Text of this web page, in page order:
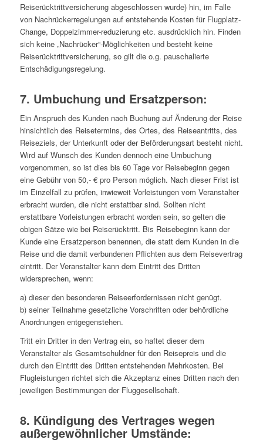
Reiserücktrittversicherung abgeschlossen wurde) hin, im Falle
von Nachrückerregelungen auf entstehende Kosten für Flugplatz-
Change, Doppelzimmer-reduzierung etc. ausdrücklich hin. Finden
sich keine „Nachrücker“-Möglichkeiten und besteht keine
Reiserücktrittversicherung, so gilt die o.g. pauschalierte
Entschädigungsregelung.
7. Umbuchung und Ersatzperson:
Ein Anspruch des Kunden nach Buchung auf Änderung der Reise
hinsichtlich des Reisetermins, des Ortes, des Reiseantritts, des
Reiseziels, der Unterkunft oder der Beförderungsart besteht nicht.
Wird auf Wunsch des Kunden dennoch eine Umbuchung
vorgenommen, so ist dies bis 60 Tage vor Reisebeginn gegen
eine Gebühr von 50,- € pro Person möglich. Nach dieser Frist ist
im Einzelfall zu prüfen, inwieweit Vorleistungen vom Veranstalter
erbracht wurden, die nicht erstattbar sind. Sollten nicht
erstattbare Vorleistungen erbracht worden sein, so gelten die
obigen Sätze wie bei Reiserücktritt. Bis Reisebeginn kann der
Kunde eine Ersatzperson benennen, die statt dem Kunden in die
Reise und die damit verbundenen Pflichten aus dem Reisevertrag
eintritt. Der Veranstalter kann dem Eintritt des Dritten
widersprechen, wenn:
a) dieser den besonderen Reiseerfordernissen nicht genügt.
b) seiner Teilnahme gesetzliche Vorschriften oder behördliche
Anordnungen entgegenstehen.
Tritt ein Dritter in den Vertrag ein, so haftet dieser dem
Veranstalter als Gesamtschuldner für den Reisepreis und die
durch den Eintritt des Dritten entstehenden Mehrkosten. Bei
Flugleistungen richtet sich die Akzeptanz eines Dritten nach den
jeweiligen Bestimmungen der Fluggesellschaft.
8. Kündigung des Vertrages wegen
außergewöhnlicher Umstände: